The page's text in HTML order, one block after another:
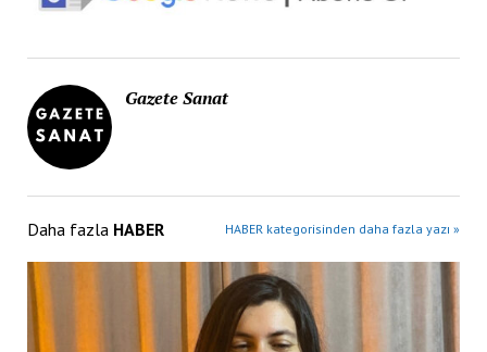
Gazete Sanat
Daha fazla HABER HABER kategorisinden daha fazla yazı »